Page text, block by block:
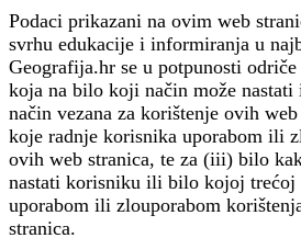
Podaci prikazani na ovim web
svrhu edukacije i informiranja u
Geografija.hr se u potpunosti
koja na bilo koji način može
način vezana za korištenje ovih
koje radnje korisnika uporabom ili
ovih web stranica, te za (iii) bilo
nastati korisniku ili bilo kojoj trećoj
uporabom ili zlouporabom
stranica.